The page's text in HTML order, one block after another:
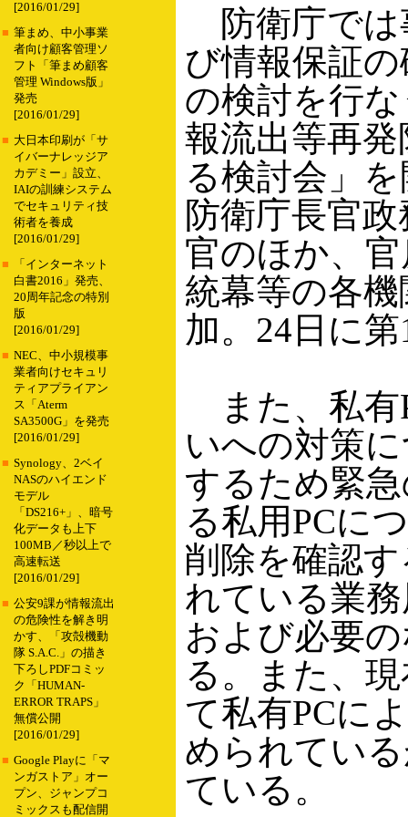
[2016/01/29]
■ 筆まめ、中小事業
者向け顧客管理ソ
フト「筆まめ顧客
管理 Windows版」
発売
[2016/01/29]
■ 大日本印刷が「サ
イバーナレッジア
カデミー」設立、
IAIの訓練システム
でセキュリティ技
術者を養成
[2016/01/29]
■
「インターネット
白書2016」発売、
20周年記念の特別
版
[2016/01/29]
■ NEC、中小規模事
業者向けセキュリ
ティアプライアン
ス「Aterm
SA3500G」を発売
[2016/01/29]
■ Synology、2ベイ
NASのハイエンド
モデル
「DS216+」、暗号
化データも上下
100MB／秒以上で
高速転送
[2016/01/29]
■ 公安9課が情報流出
の危険性を解き明
かす、「攻殻機動
隊 S.A.C.」の描き
下ろしPDFコミッ
ク「HUMAN-
ERROR TRAPS」
無償公開
[2016/01/29]
■ Google Playに「マ
ンガストア」オー
プン、ジャンプコ
ミックスも配信開
防衛庁では
び情報保証
の検討を行
報流出等再
る検討会」
防衛庁長官
官のほか、
統幕等の各
加。24日に
また、私有
いへの対策
するため緊
る私用PCに
削除を確認
れている業
および必要
る。また、
て私有PCに
められてい
ている。